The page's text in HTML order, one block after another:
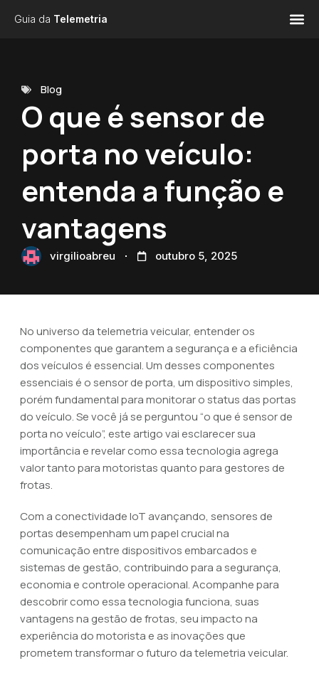
Guia da Telemetria
Blog
O que é sensor de
porta no veículo:
entenda a função e
vantagens
virgilioabreu outubro 5, 2025
No universo da telemetria veicular, entender os
componentes que garantem a segurança e a eficiência
dos veículos é essencial. Um desses componentes
essenciais é o sensor de porta, um dispositivo simples,
porém fundamental para monitorar o status das portas
do veículo. Se você já se perguntou “o que é sensor de
porta no veículo”, este artigo vai esclarecer sua
importância e revelar como essa tecnologia agrega
valor tanto para motoristas quanto para gestores de
frotas.
Com a conectividade IoT avançando, sensores de
portas desempenham um papel crucial na
comunicação entre dispositivos embarcados e
sistemas de gestão, contribuindo para a segurança,
economia e controle operacional. Acompanhe para
descobrir como essa tecnologia funciona, suas
vantagens na gestão de frotas, seu impacto na
experiência do motorista e as inovações que
prometem transformar o futuro da telemetria veicular.